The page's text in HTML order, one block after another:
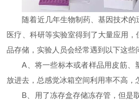
随着近几年生物制药、基因技术
医疗、科研等实验室得到了大量应用
品存储，实验人员会经常遇到以下这些
A、将一些标本或者样品用皮筋、
放进去，总感觉冰箱空间利用率不高，
B、用了冻存盒存储冻存管，但是